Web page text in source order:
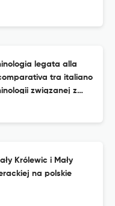
legata alla
tra italiano
związanej z
języka
Królewic i Mały
na polskie